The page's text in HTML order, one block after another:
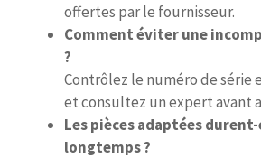
offertes par le fournisseur.
Comment éviter une
?
Contrôlez le numéro de série
et consultez un expert avant
Les pièces adaptées
longtemps ?